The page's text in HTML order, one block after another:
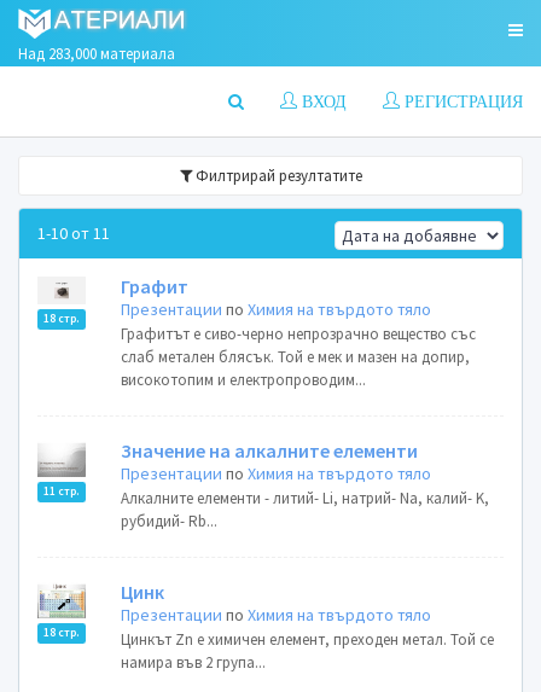
Над 283,000 материала
РЕГИСТРАЦИЯ
ВХОД
Филтрирай резултатите
1-10 от 11
18 стр.
Графит
Презентации поХимия на твърдото тяло
Графитът е сиво-черно непрозрачно вещество със
слаб метален блясък. Той е мек и мазен на допир,
високотопим и електропроводим...
11 стр.
Значение на алкалните елементи
Презентации поХимия на твърдото тяло
Алкалните елементи - литий- Li, натрий- Na, калий- K,
рубидий- Rb...
18 стр.
Цинк
Презентации поХимия на твърдото тяло
Цинкът Zn е химичен елемент, преходен метал. Той се
намира във 2 група...